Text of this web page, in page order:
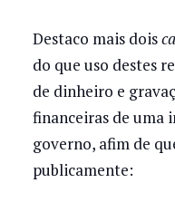
Destaco mais dois
do que uso destes
de dinheiro e
financeiras de uma
governo, afim de
publicamente: